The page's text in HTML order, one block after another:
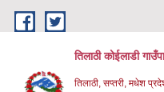
Skip to main content
तिलाठी कोईलाडी
तिलाठी, सप्तरी, मधेश